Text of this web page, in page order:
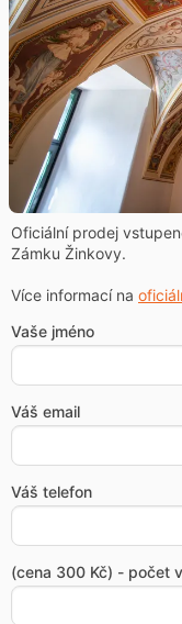
Oficiální prodej
Zámku Žinkovy.
Více informací na
Vaše jméno
Váš email
Váš telefon
(cena 300 Kč) - počet